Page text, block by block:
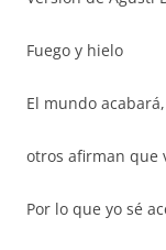
Fuego y hielo
El mundo
otros afirman que
Por lo que yo sé